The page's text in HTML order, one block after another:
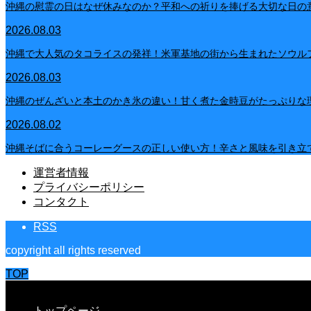
沖縄の慰霊の日はなぜ休みなのか？平和への祈りを捧げる大切な日の
2026.08.03
沖縄で大人気のタコライスの発祥！米軍基地の街から生まれたソウル
2026.08.03
沖縄のぜんざいと本土のかき氷の違い！甘く煮た金時豆がたっぷりな
2026.08.02
沖縄そばに合うコーレーグースの正しい使い方！辛さと風味を引き立
運営者情報
プライバシーポリシー
コンタクト
RSS
copyright all rights reserved
TOP